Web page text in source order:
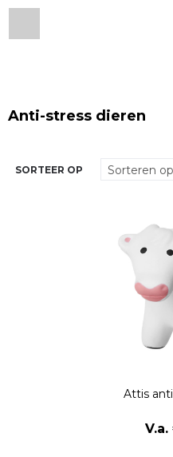
Anti-stress dieren
SORTEER OP
Attis
V.a.